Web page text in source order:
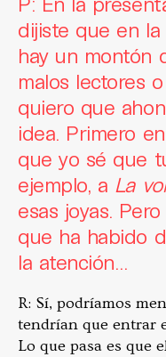
dijiste que en
hay un montón
malos lectores
quiero que
idea. Primero
que yo sé que
ejemplo, a La
esas joyas.
que ha habido
la atención…
R: Sí, podríamos
tendrían que entrar
Lo que pasa es que